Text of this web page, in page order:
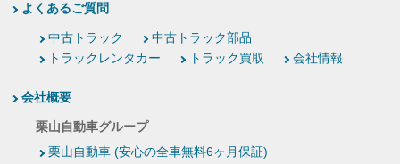
よくあるご質問
中古トラック
中古トラック部品
トラックレンタカー
トラック買取 会社情報
会社概要
栗山自動車グループ
栗山自動車 (安心の全車無料6ヶ月保証)